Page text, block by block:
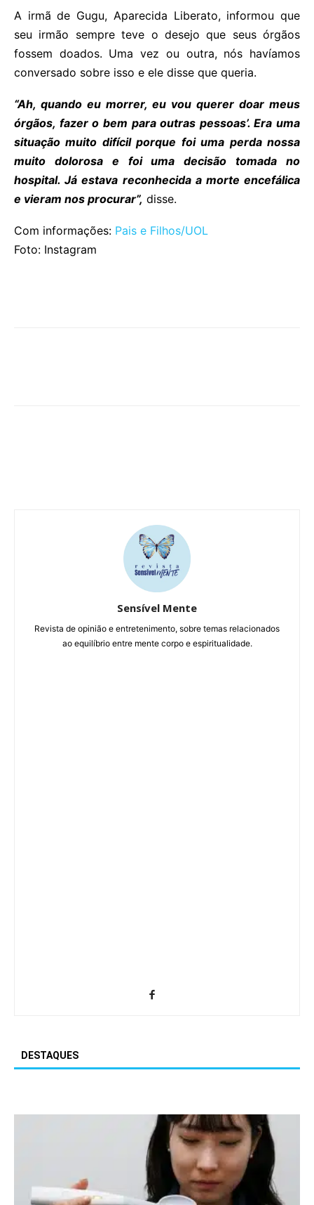
A irmã de Gugu, Aparecida Liberato, informou que
seu irmão sempre teve o desejo que seus órgãos
fossem doados. Uma vez ou outra, nós havíamos
conversado sobre isso e ele disse que queria.
“Ah, quando eu morrer, eu vou querer doar meus
órgãos, fazer o bem para outras pessoas’. Era uma
situação muito difícil porque foi uma perda nossa
muito dolorosa e foi uma decisão tomada no
hospital. Já estava reconhecida a morte encefálica
e vieram nos procurar”, disse.
Com informações: Pais e Filhos/UOL
Foto: Instagram
Sensível Mente
Revista de opinião e entretenimento, sobre temas relacionados
ao equilíbrio entre mente corpo e espiritualidade.
DESTAQUES